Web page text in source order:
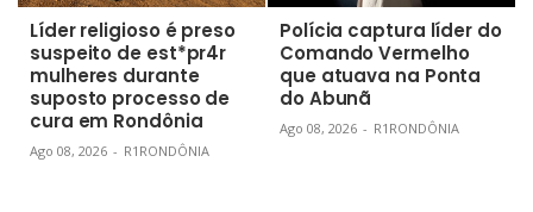
Líder religioso é preso
suspeito de est*pr4r
mulheres durante
suposto processo de
cura em Rondônia
Ago 08, 2026 - R1RONDÔNIA
Polícia captura líder do
Comando Vermelho
que atuava na Ponta
do Abunã
Ago 08, 2026 - R1RONDÔNIA